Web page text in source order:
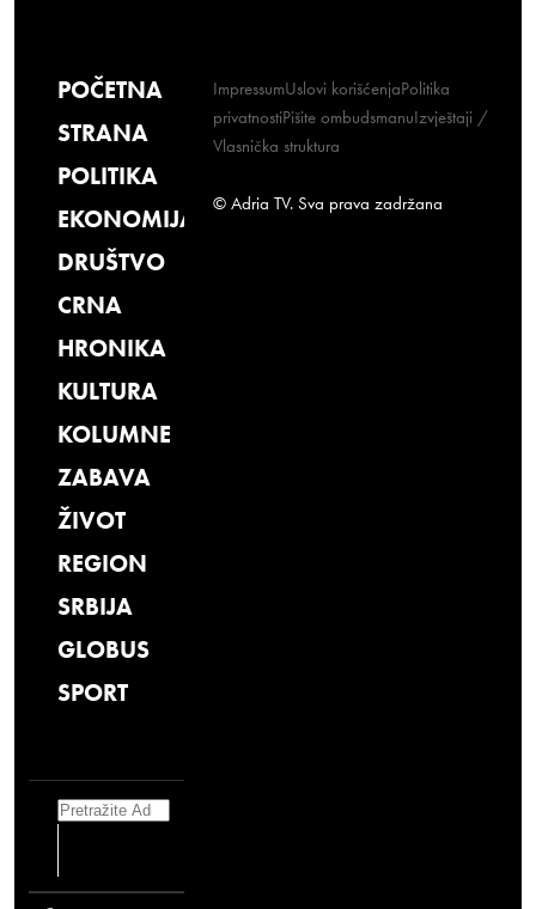
POČETNA
STRANA
POLITIKA
EKONOMIJA
DRUŠTVO
CRNA
HRONIKA
KULTURA
KOLUMNE
ZABAVA
ŽIVOT
REGION
SRBIJA
GLOBUS
SPORT
Search
ImpressumUslovi korišćenjaPolitika
privatnostiPišite ombudsmanuIzvještaji /
Vlasnička struktura
© Adria TV. Sva prava zadržana